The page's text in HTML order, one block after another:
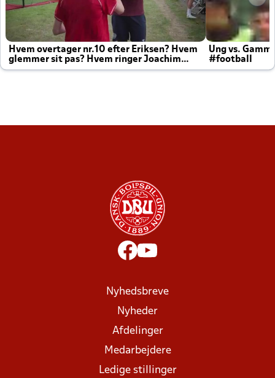
Hvem overtager nr.10 efter Eriksen? Hvem
glemmer sit pas? Hvem ringer Joachim
altid til efter kampe?
Ung vs.
#football
Nyhedsbreve
Nyheder
Afdelinger
Medarbejdere
Ledige stillinger